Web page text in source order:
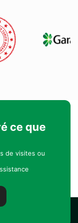
ce que
de visites ou